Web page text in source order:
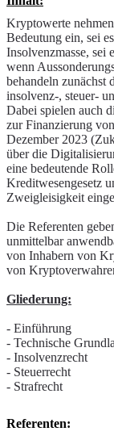
Kryptowerte
Bedeutung ein, sei
Insolvenzmasse, sei
wenn
behandeln zunächst
insolvenz-, steuer-
Dabei spielen auch
zur Finanzierung
Dezember 2023
über die
eine bedeutende
Kreditwesengesetz
Zweigleisigkeit
Die Referenten
unmittelbar
von Inhabern von
von
Gliederung:
- Einführung
- Technische
- Insolvenzrecht
- Steuerrecht
- Strafrecht
Referenten: